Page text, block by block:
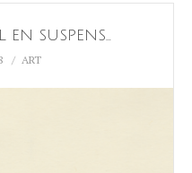
EN SUSPENS…
ART